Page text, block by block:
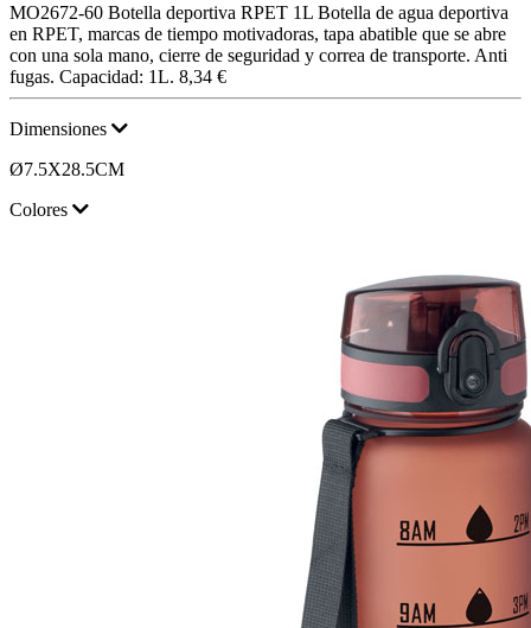
MO2672-60 Botella deportiva RPET 1L Botella de agua deportiva
en RPET, marcas de tiempo motivadoras, tapa abatible que se abre
con una sola mano, cierre de seguridad y correa de transporte. Anti
fugas. Capacidad: 1L. 8,34 €
Dimensiones
Ø7.5X28.5CM
Colores